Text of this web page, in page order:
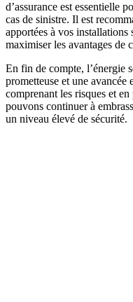
d’assurance est essentielle
cas de sinistre. Il est
apportées à vos installations
maximiser les avantages de
En fin de compte, l’énergie
prometteuse et une
comprenant les risques et
pouvons continuer à
un niveau élevé de sécurité.